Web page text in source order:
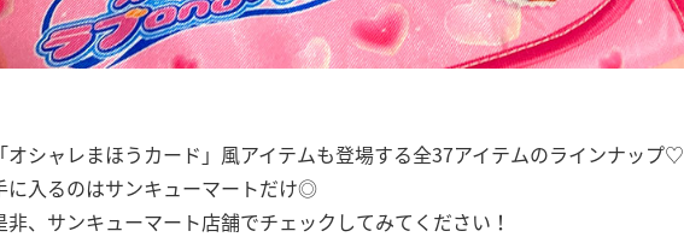
「オシャレまほうカード」風アイテムも登場する全37アイテムのラインナップ♡
に入るのはサンキューマートだけ◎
非、サンキューマート店舗でチェックしてみてください！